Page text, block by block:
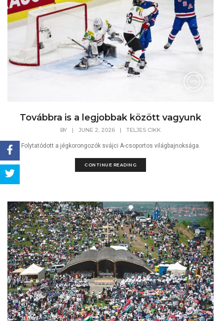
Továbbra is a legjobbak között vagyunk
BY | JUNE 2, 2026 | TELJES CIKK
Folytatódott a jégkorongozók svájci A-csoportos világbajnoksága.
CONTINUE READING
Share